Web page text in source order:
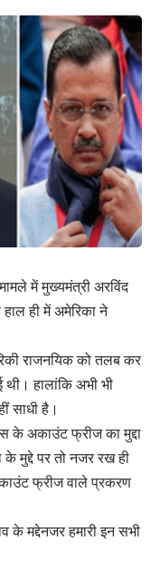
में मुख्यमंत्री अरविंद
हाल ही में अमेरिका ने
राजनयिक को तलब कर
हालांकि अभी भी
साधी है।
के अकाउंट फ्रीज का मुद्दा
मुद्दे पर तो नजर रख ही
फ्रीज वाले प्रकरण
के मद्देनजर हमारी इन सभी